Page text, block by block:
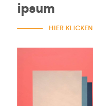
ipsum
HIER KLICKEN